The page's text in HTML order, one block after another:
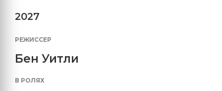
2027
РЕЖИССЕР
Бен Уитли
В РОЛЯХ